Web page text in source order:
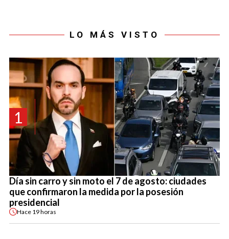
LO MÁS VISTO
1
Día sin carro y sin moto el 7 de agosto: ciudades
que confirmaron la medida por la posesión
presidencial
Hace 19 horas